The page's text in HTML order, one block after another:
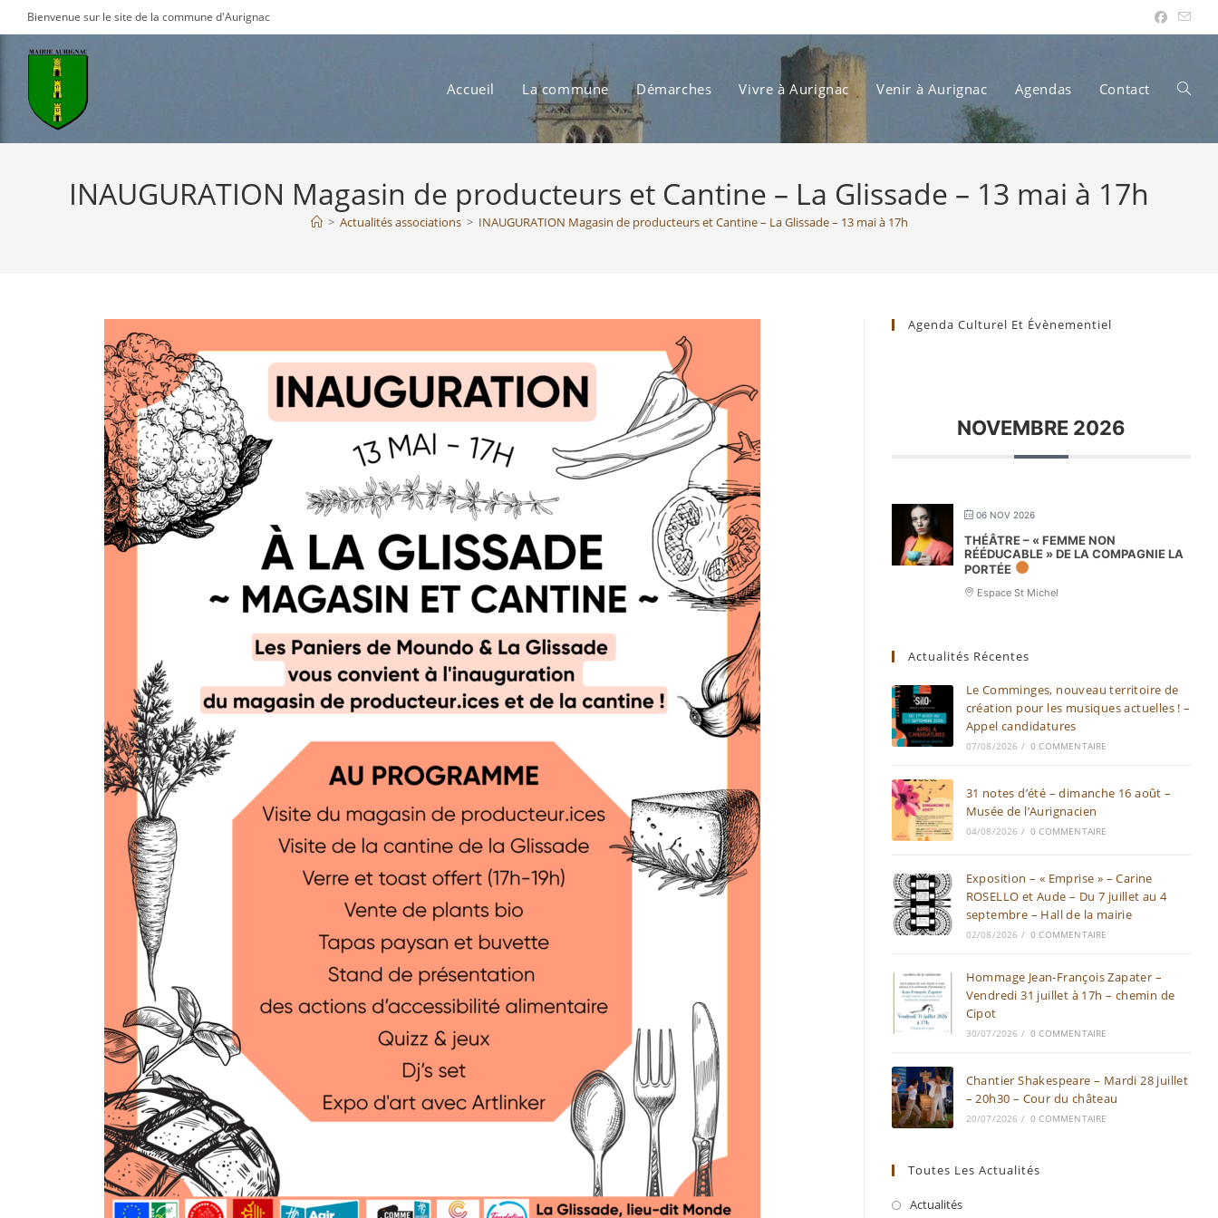
to
content
Bienvenue sur le site de la commune d'Aurignac
Accueil La commune Démarches Vivre à Aurignac Venir à Aurignac Agendas Contact Toggle
INAUGURATION Magasin de producteurs et Cantine – La Glissade – 13 mai à 17h
> Actualités associations > INAUGURATION Magasin de producteurs et Cantine – La Glissade – 13 mai à 17h
Agenda Culturel Et Évènementiel
NOVEMBRE 2026
06 NOV 2026
THÉÂTRE – « FEMME NON
RÉÉDUCABLE » DE LA COMPAGNIE LA
PORTÉE
Espace St Michel
Actualités Récentes
Le Comminges, nouveau territoire de
création pour les musiques actuelles ! –
Appel candidatures
07/08/2026 / 0 COMMENTAIRE
31 notes d’été – dimanche 16 août –
Musée de l’Aurignacien
04/08/2026 / 0 COMMENTAIRE
Exposition – « Emprise » – Carine
ROSELLO et Aude – Du 7 juillet au 4
septembre – Hall de la mairie
02/08/2026 / 0 COMMENTAIRE
Hommage Jean-François Zapater –
Vendredi 31 juillet à 17h – chemin de
Cipot
30/07/2026 / 0 COMMENTAIRE
Chantier Shakespeare – Mardi 28 juillet
– 20h30 – Cour du château
20/07/2026 / 0 COMMENTAIRE
Toutes Les Actualités
Actualités